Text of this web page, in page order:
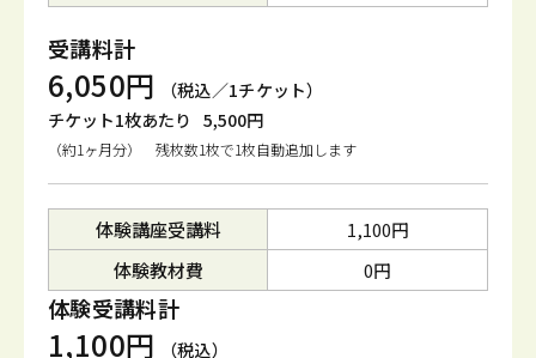
受講料計
6,050円
（税込／1チケット）
チケット1枚あたり 5,500円
（約1ヶ月分） 残枚数1枚で1枚自動追加します
体験講座受講料
1,100円
体験教材費
0円
体験受講料計
1,100円 （税込）